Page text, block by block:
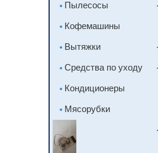
Пылесосы
Кофемашины
Вытяжки
Средства по уходу
Кондиционеры
Мясорубки